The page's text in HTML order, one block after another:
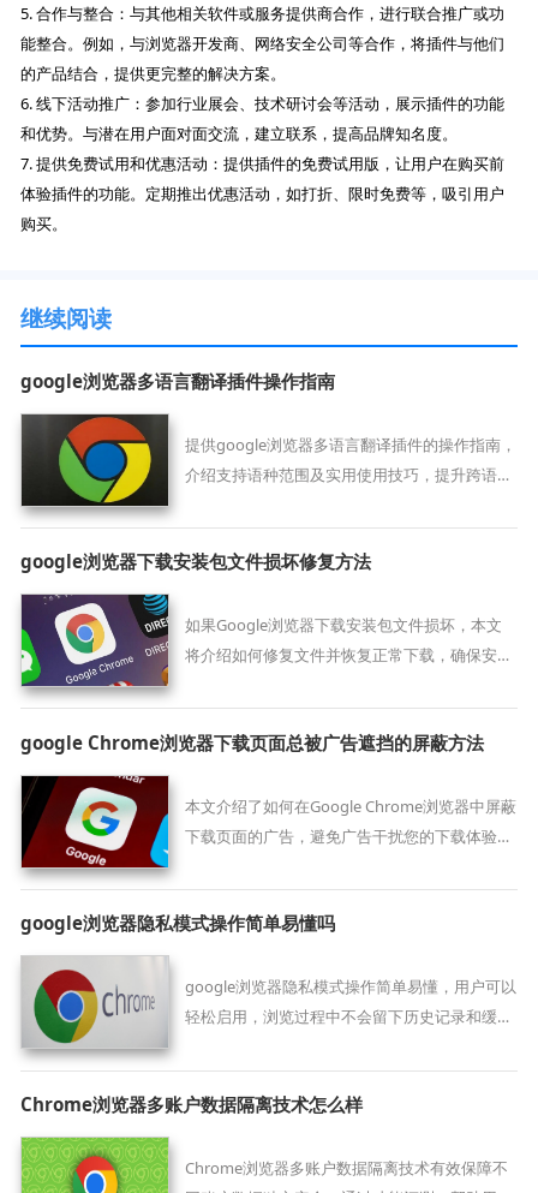
5. 合作与整合：与其他相关软件或服务提供商合作，进行联合推广或功
能整合。例如，与浏览器开发商、网络安全公司等合作，将插件与他们
的产品结合，提供更完整的解决方案。
6. 线下活动推广：参加行业展会、技术研讨会等活动，展示插件的功能
和优势。与潜在用户面对面交流，建立联系，提高品牌知名度。
7. 提供免费试用和优惠活动：提供插件的免费试用版，让用户在购买前
体验插件的功能。定期推出优惠活动，如打折、限时免费等，吸引用户
购买。
继续阅读
google浏览器多语言翻译插件操作指南
提供google浏览器多语言翻译插件的操作指南，
介绍支持语种范围及实用使用技巧，提升跨语言
google浏览器下载安装包文件损坏修复方法
如果Google浏览器下载安装包文件损坏，本文
将介绍如何修复文件并恢复正常下载，确保安装
google Chrome浏览器下载页面总被广告遮挡的屏蔽方法
本文介绍了如何在Google Chrome浏览器中屏蔽
下载页面的广告，避免广告干扰您的下载体验，
效率。
google浏览器隐私模式操作简单易懂吗
google浏览器隐私模式操作简单易懂，用户可以
轻松启用，浏览过程中不会留下历史记录和缓存
Chrome浏览器多账户数据隔离技术怎么样
Chrome浏览器多账户数据隔离技术有效保障不